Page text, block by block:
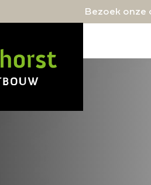
Bezoek onze